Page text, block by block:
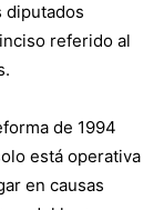
diputados
referido al
de 1994
está operativa
en causas